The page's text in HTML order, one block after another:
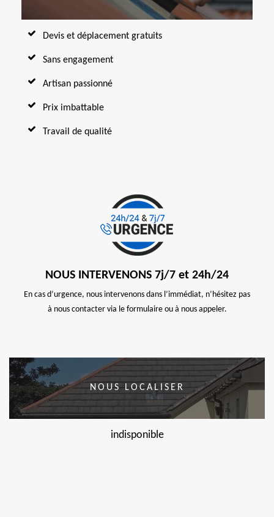
Devis et déplacement gratuits
Sans engagement
Artisan passionné
Prix imbattable
Travail de qualité
NOUS INTERVENONS 7j/7 et 24h/24
En cas d’urgence, nous intervenons dans l’immédiat, n’hésitez pas
à nous contacter via le formulaire ou à nous appeler.
NOUS LOCALISER
indisponible